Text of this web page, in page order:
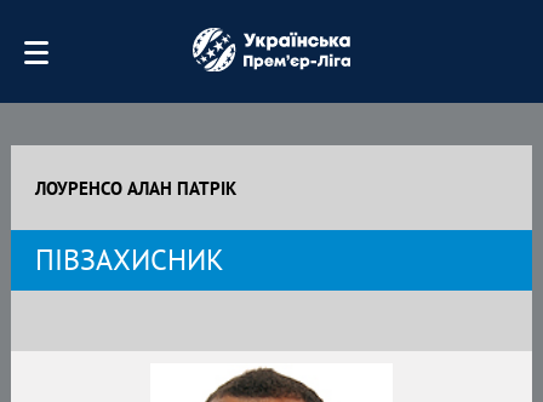
ЛОУРЕНСО АЛАН ПАТРІК
ПІВЗАХИСНИК